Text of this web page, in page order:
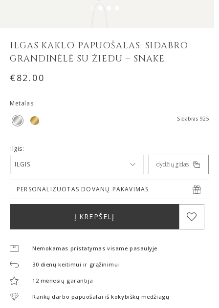
ILGAS KAKLO PAPUOŠALAS: SIDABRO
GRANDINĖLĖ SU ŽIEDU – SNAKE
€ 82.00
Metalas:
Sidabras 925
Ilgis:
ILGIS
dydžių gidas
PERSONALIZUOTAS DOVANŲ PAKAVIMAS
Į KREPŠELĮ
Nemokamas pristatymas visame pasaulyje
30 dienų keitimui ir grąžinimui
12 mėnesių garantija
Rankų darbo papuošalai iš kokybiškų medžiagų